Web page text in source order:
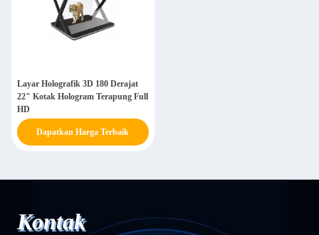
Layar Holografik 3D 180 Derajat
22" Kotak Hologram Terapung Full
HD
Dapatkan Harga Terbaik
Kontak